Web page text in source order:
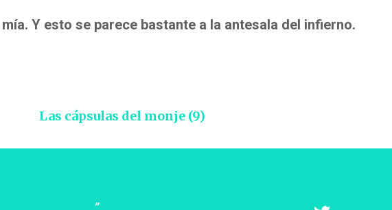
Y esto se parece bastante a la antesala del infierno.
Las cápsulas del monje (9)